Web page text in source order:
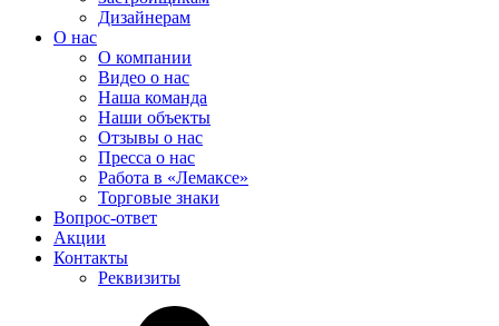
Дизайнерам
О нас
О компании
Видео о нас
Наша команда
Наши объекты
Отзывы о нас
Пресса о нас
Работа в «Лемаксе»
Торговые знаки
Вопрос-ответ
Акции
Контакты
Реквизиты